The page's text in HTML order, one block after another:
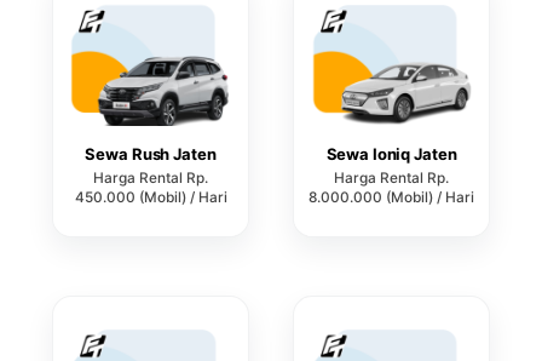
Sewa Rush Jaten
Harga Rental Rp.
450.000 (Mobil) / Hari
Sewa Ioniq Jaten
Harga Rental Rp.
8.000.000 (Mobil) / Hari